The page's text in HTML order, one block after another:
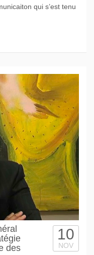
qui s’est tenu
des
10
NOV